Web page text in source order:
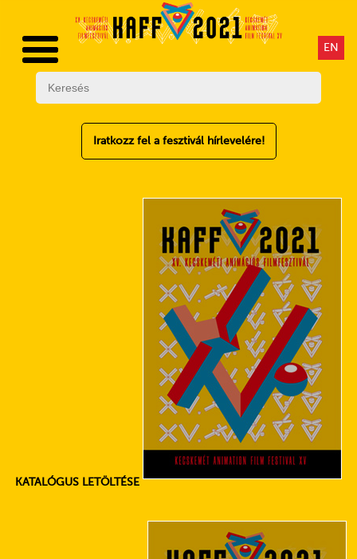
EN
Iratkozz fel a fesztivál hírlevelére!
KATALÓGUS LETÖLTÉSE